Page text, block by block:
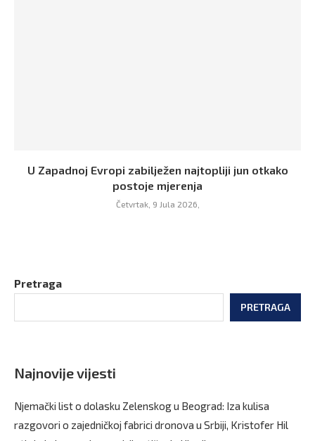
U Zapadnoj Evropi zabilježen najtopliji jun otkako
postoje mjerenja
Četvrtak, 9 Jula 2026,
Pretraga
PRETRAGA
Najnovije vijesti
Njemački list o dolasku Zelenskog u Beograd: Iza kulisa
razgovori o zajedničkoj fabrici dronova u Srbiji, Kristofer Hil